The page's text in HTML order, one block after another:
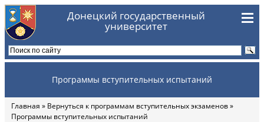
Перейти к основному содержаниюДонецкий государственный
университет
Программы вступительных испытаний
Вы здесь
Главная » Вернуться к программам вступительных экзаменов»
Программы вступительных испытаний